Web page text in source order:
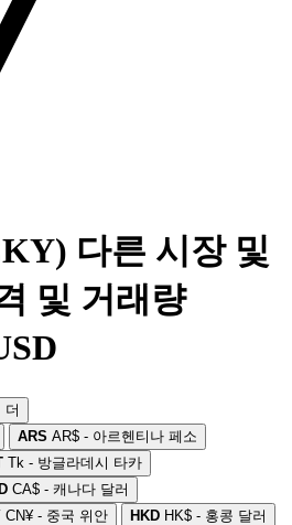
다른 시장 및
및 거래량
더
ARS AR$ - 아르헨티나 페소
Tk - 방글라데시 타카
CA$ - 캐나다 달러
CN¥ - 중국 위안 HKD HK$ - 홍콩 달러